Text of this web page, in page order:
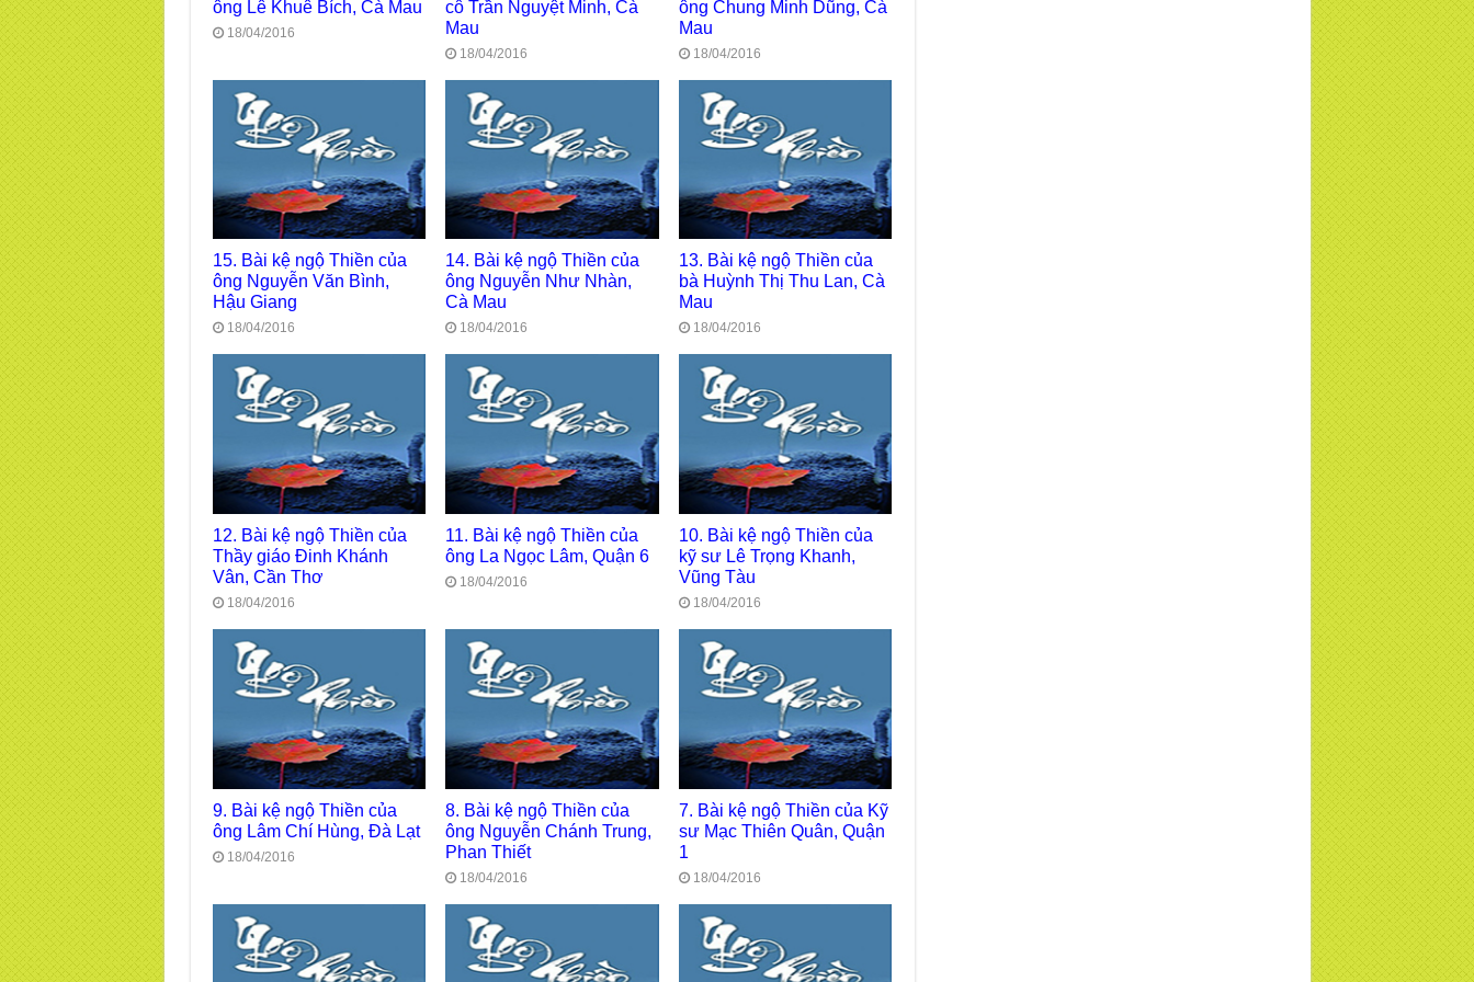
ông Lê Khuê Bích, Cà Mau
18/04/2016
cô Trần Nguyệt Minh, Cà
Mau
18/04/2016
ông Chung Minh Dũng, Cà
Mau
18/04/2016
15. Bài kệ ngộ Thiền của
ông Nguyễn Văn Bình,
Hậu Giang
18/04/2016
14. Bài kệ ngộ Thiền của
ông Nguyễn Như Nhàn,
Cà Mau
18/04/2016
13. Bài kệ ngộ Thiền của
bà Huỳnh Thị Thu Lan, Cà
Mau
18/04/2016
12. Bài kệ ngộ Thiền của
Thầy giáo Đinh Khánh
Vân, Cần Thơ
18/04/2016
11. Bài kệ ngộ Thiền của
ông La Ngọc Lâm, Quận 6
18/04/2016
10. Bài kệ ngộ Thiền của
kỹ sư Lê Trọng Khanh,
Vũng Tàu
18/04/2016
9. Bài kệ ngộ Thiền của
ông Lâm Chí Hùng, Đà Lạt
18/04/2016
8. Bài kệ ngộ Thiền của
ông Nguyễn Chánh Trung,
Phan Thiết
18/04/2016
7. Bài kệ ngộ Thiền của Kỹ
sư Mạc Thiên Quân, Quận
1
18/04/2016